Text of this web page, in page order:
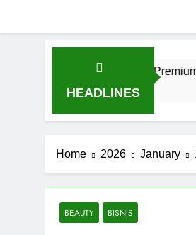
HEADLINES
Tunangan Premium
Home 2026 January
BEAUTY BISNIS